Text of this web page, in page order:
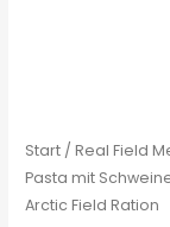
Start /Real Field
Pasta mit
Arctic Field Ration